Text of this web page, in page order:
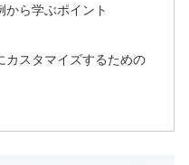
から学ぶポイント
カスタマイズするための